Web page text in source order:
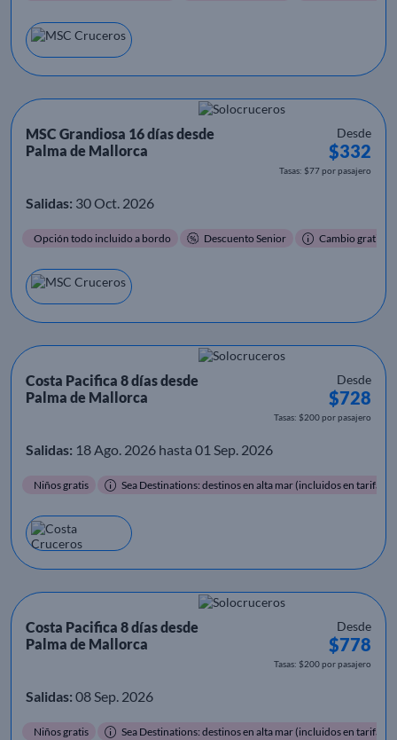
MSC Grandiosa 16 días desde
Palma de Mallorca
Desde
$332
Tasas: $77 por pasajero
Salidas: 30 Oct. 2026
Opción todo incluido a bordo Descuento Senior Cambio gratis
Costa Pacifica 8 días desde
Palma de Mallorca
Desde
$728
Tasas: $200 por pasajero
Salidas: 18 Ago. 2026 hasta 01 Sep. 2026
Niños gratis Sea Destinations: destinos en alta mar (incluidos en tarifa)
Costa Pacifica 8 días desde
Palma de Mallorca
Desde
$778
Tasas: $200 por pasajero
Salidas: 08 Sep. 2026
Niños gratis Sea Destinations: destinos en alta mar (incluidos en tarifa)